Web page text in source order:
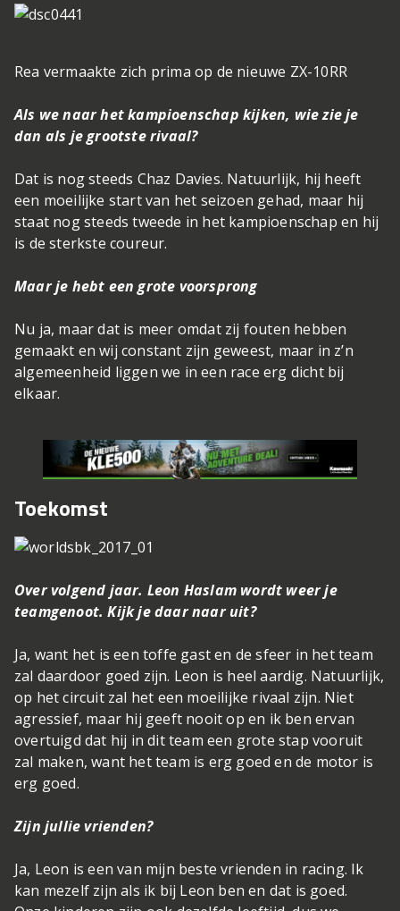
Rea vermaakte zich prima op de nieuwe ZX-10RR
Als we naar het kampioenschap kijken, wie zie je
dan als je grootste rivaal?
Dat is nog steeds Chaz Davies. Natuurlijk, hij heeft
een moeilijke start van het seizoen gehad, maar hij
staat nog steeds tweede in het kampioenschap en hij
is de sterkste coureur.
Maar je hebt een grote voorsprong
Nu ja, maar dat is meer omdat zij fouten hebben
gemaakt en wij constant zijn geweest, maar in z’n
algemeenheid liggen we in een race erg dicht bij
elkaar.
Toekomst
Over volgend jaar. Leon Haslam wordt weer je
teamgenoot. Kijk je daar naar uit?
Ja, want het is een toffe gast en de sfeer in het team
zal daardoor goed zijn. Leon is heel aardig. Natuurlijk,
op het circuit zal het een moeilijke rivaal zijn. Niet
agressief, maar hij geeft nooit op en ik ben ervan
overtuigd dat hij in dit team een grote stap vooruit
zal maken, want het team is erg goed en de motor is
erg goed.
Zijn jullie vrienden?
Ja, Leon is een van mijn beste vrienden in racing. Ik
kan mezelf zijn als ik bij Leon ben en dat is goed.